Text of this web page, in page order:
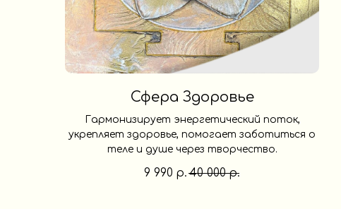
Сфера Здоровье
Гармонизирует энергетический поток,
укрепляет здоровье, помогает заботиться о
теле и душе через творчество.
9 990 р. 40 000 р.